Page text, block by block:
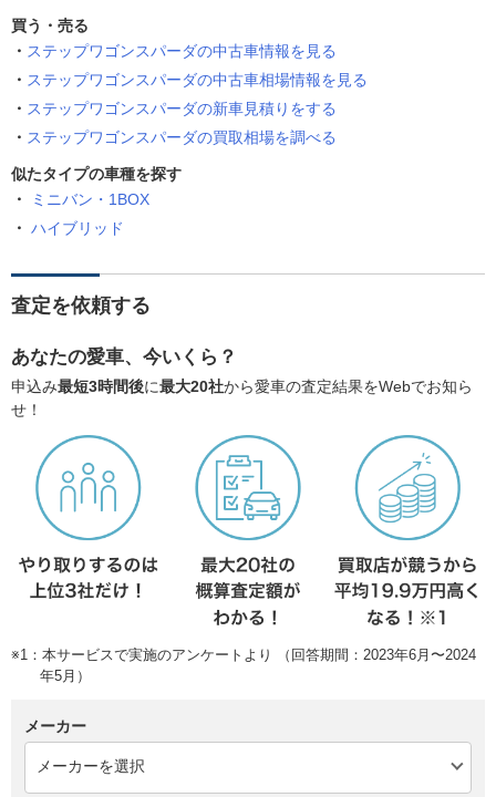
買う・売る
ステップワゴンスパーダの中古車情報を見る
ステップワゴンスパーダの中古車相場情報を見る
ステップワゴンスパーダの新車見積りをする
ステップワゴンスパーダの買取相場を調べる
似たタイプの車種を探す
ミニバン・1BOX
ハイブリッド
査定を依頼する
あなたの愛車、今いくら？
申込み最短3時間後に最大20社から愛車の査定結果をWebでお知ら
せ！
※1：本サービスで実施のアンケートより （回答期間：2023年6月〜2024
年5月）
メーカー